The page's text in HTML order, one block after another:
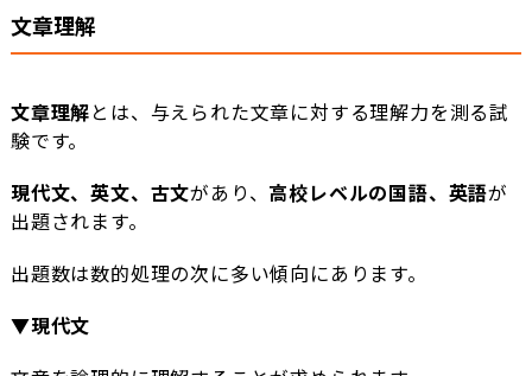
文章理解
文章理解とは、与えられた文章に対する理解力を測る試
験です。
現代文、英文、古文があり、 高校レベルの国語、英語が
出題されます。
出題数は数的処理の次に多い傾向にあります。
▼現代文